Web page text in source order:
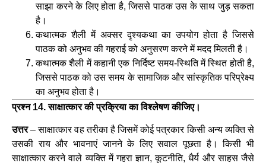
साझा करने के लिए होता है, जिससे पाठक उस के साथ जुड़ सकता
है।
कथात्मक शैली में अक्सर दृश्यकथा का उपयोग होता है जिससे
पाठक को अनुभव की गहराई को अनुसरण करने में मदद मिलती है।
कथात्मक शैली में कहानी एक निर्दिष्ट समय-स्थिति में स्थित होती है,
जिससे पाठक को उस समय के सामाजिक और सांस्कृतिक परिप्रेक्ष्य
का अनुभव होता है।
प्रश्न 14. साक्षात्कार की प्रक्रिया का विश्लेषण कीजिए।
उत्तर– साक्षात्कार वह तरीका है जिसमें कोई पत्रकार किसी अन्य व्यक्ति से
उसकी राय और भावनाएं जानने के लिए सवाल पूछता है। किसी भी
साक्षात्कार करने वाले व्यक्ति में गहरा ज्ञान, कूटनीति, धैर्य और साहस जैसे